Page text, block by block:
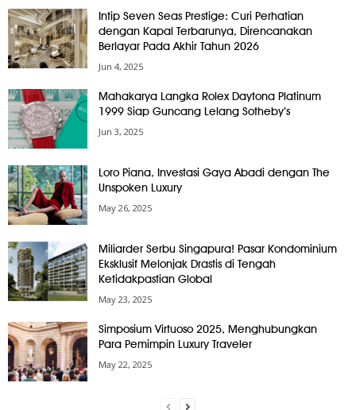
Intip Seven Seas Prestige: Curi Perhatian
dengan Kapal Terbarunya, Direncanakan
Berlayar Pada Akhir Tahun 2026
Jun 4, 2025
Mahakarya Langka Rolex Daytona Platinum
1999 Siap Guncang Lelang Sotheby’s
Jun 3, 2025
Loro Piana, Investasi Gaya Abadi dengan The
Unspoken Luxury
May 26, 2025
Miliarder Serbu Singapura! Pasar Kondominium
Eksklusif Melonjak Drastis di Tengah
Ketidakpastian Global
May 23, 2025
Simposium Virtuoso 2025, Menghubungkan
Para Pemimpin Luxury Traveler
May 22, 2025